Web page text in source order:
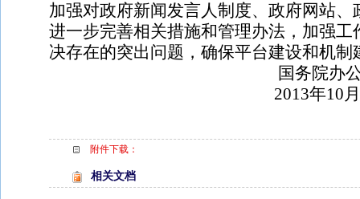
加强对政府新闻发言人制度、政府网站
进一步完善相关措施和管理办法，加强
决存在的突出问题，确保平台建设和机
国务院办
2013年10月
附件下载：
相关文档